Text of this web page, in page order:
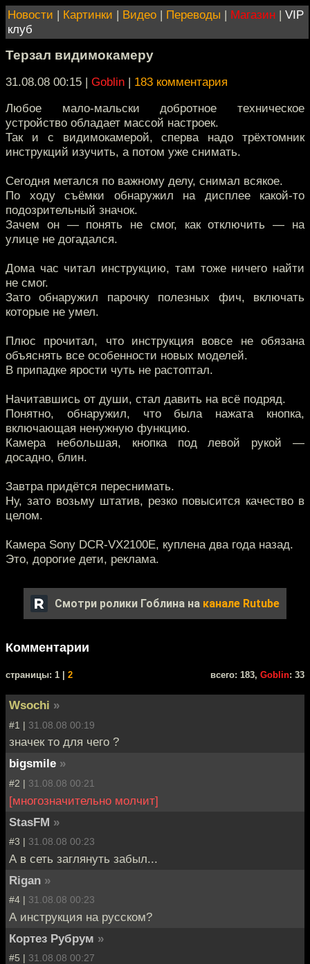
Новости | Картинки | Видео | Переводы | Магазин | VIP
клуб
Терзал видимокамеру
31.08.08 00:15 | Goblin | 183 комментария
Любое мало-мальски добротное техническое
устройство обладает массой настроек.
Так и с видимокамерой, сперва надо трёхтомник
инструкций изучить, а потом уже снимать.
Сегодня метался по важному делу, снимал всякое.
По ходу съёмки обнаружил на дисплее какой-то
подозрительный значок.
Зачем он — понять не смог, как отключить — на
улице не догадался.
Дома час читал инструкцию, там тоже ничего найти
не смог.
Зато обнаружил парочку полезных фич, включать
которые не умел.
Плюс прочитал, что инструкция вовсе не обязана
объяснять все особенности новых моделей.
В припадке ярости чуть не растоптал.
Начитавшись от души, стал давить на всё подряд.
Понятно, обнаружил, что была нажата кнопка,
включающая ненужную функцию.
Камера небольшая, кнопка под левой рукой —
досадно, блин.
Завтра придётся переснимать.
Ну, зато возьму штатив, резко повысится качество в
целом.
Камера Sony DCR-VX2100E, куплена два года назад.
Это, дорогие дети, реклама.
Смотри ролики Гоблина на канале Rutube
Комментарии
cтраницы: 1 | 2 всего: 183, Goblin: 33
Wsochi »
#1 | 31.08.08 00:19
значек то для чего ?
bigsmile »
#2 | 31.08.08 00:21
[многозначительно молчит]
StasFM »
#3 | 31.08.08 00:23
А в сеть заглянуть забыл...
Rigan »
#4 | 31.08.08 00:23
А инструкция на русском?
Кортез Рубрум »
#5 | 31.08.08 00:27